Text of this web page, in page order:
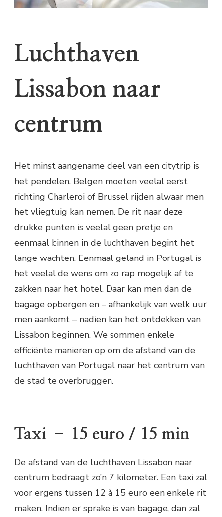
Luchthaven
Lissabon naar
centrum
Het minst aangename deel van een citytrip is
het pendelen. Belgen moeten veelal eerst
richting Charleroi of Brussel rijden alwaar men
het vliegtuig kan nemen. De rit naar deze
drukke punten is veelal geen pretje en
eenmaal binnen in de luchthaven begint het
lange wachten. Eenmaal geland in Portugal is
het veelal de wens om zo rap mogelijk af te
zakken naar het hotel. Daar kan men dan de
bagage opbergen en – afhankelijk van welk uur
men aankomt – nadien kan het ontdekken van
Lissabon beginnen. We sommen enkele
efficiënte manieren op om de afstand van de
luchthaven van Portugal naar het centrum van
de stad te overbruggen.
Taxi – 15 euro / 15 min
De afstand van de luchthaven Lissabon naar
centrum bedraagt zo’n 7 kilometer. Een taxi zal
voor ergens tussen 12 à 15 euro een enkele rit
maken. Indien er sprake is van bagage, dan zal